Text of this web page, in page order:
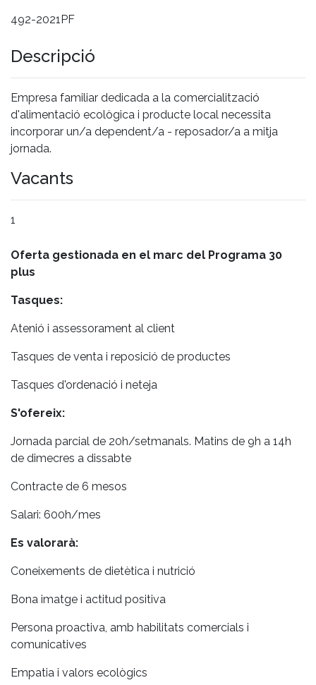
492-2021PF
Descripció
Empresa familiar dedicada a la comercialització
d'alimentació ecològica i producte local necessita
incorporar un/a dependent/a - reposador/a a mitja
jornada.
Vacants
1
Oferta gestionada en el marc del Programa 30
plus
Tasques:
Atenió i assessorament al client
Tasques de venta i reposició de productes
Tasques d'ordenació i neteja
S'ofereix:
Jornada parcial de 20h/setmanals. Matins de 9h a 14h
de dimecres a dissabte
Contracte de 6 mesos
Salari: 600h/mes
Es valorarà:
Coneixements de dietètica i nutrició
Bona imatge i actitud positiva
Persona proactiva, amb habilitats comercials i
comunicatives
Empatia i valors ecològics